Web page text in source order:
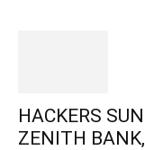
HACKERS
ZENITH